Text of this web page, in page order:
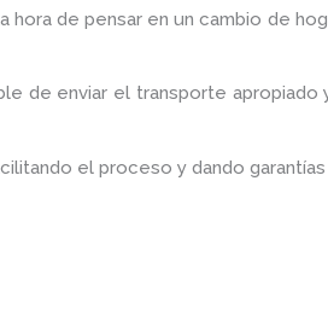
de pensar en un cambio de
de enviar el transporte apropiado
el proceso y dando